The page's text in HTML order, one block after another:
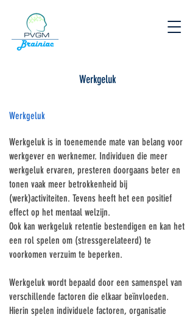
Werkgeluk
Werkgeluk
Werkgeluk is in toenemende mate van belang voor
werkgever en werknemer. Individuen die meer
werkgeluk ervaren, presteren doorgaans beter en
tonen vaak meer betrokkenheid bij
(werk)activiteiten. Tevens heeft het een positief
effect op het mentaal welzijn.
Ook kan werkgeluk retentie bestendigen en kan het
een rol spelen om (stressgerelateerd) te
voorkomen verzuim te beperken.
Werkgeluk wordt bepaald door een samenspel van
verschillende factoren die elkaar beïnvloeden.
Hierin spelen individuele factoren, organisatie